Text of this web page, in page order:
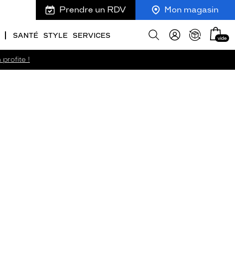
Prendre un RDV Mon magasin
SANTÉ STYLE SERVICES
Afficher
Mon
panier
vide
profite !